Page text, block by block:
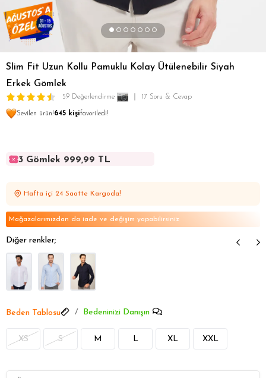
Slim Fit Uzun Kollu Pamuklu Kolay Ütülenebilir Siyah
Erkek Gömlek
59 Değerlendirme 17 Soru & Cevap
Sevilen ürün!645 kişifavoriledi!
3 Gömlek 999,99 TL
3 Gömlek 999,99 TL
Hafta içi 24 Saatte Kargoda!
Mağazalarımızdan da iade ve değişim yapabilirsiniz
Diğer renkler;
Beden Tablosu Bedeninizi Danışın
XS S M L XL XXL